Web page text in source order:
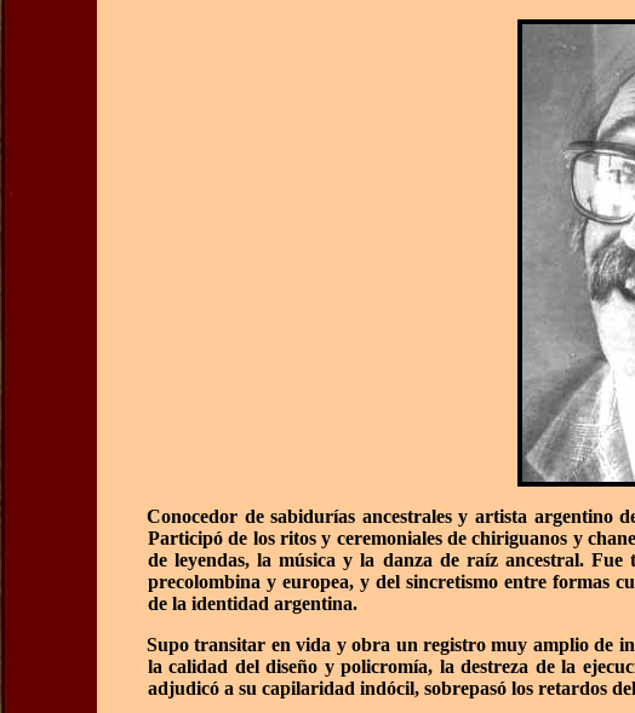
Conocedor de sabidurías ancestrales y artista argentino
Participó de los ritos y ceremoniales de chiriguanos y
de leyendas, la música y la danza de raíz ancestral.
precolombina y europea, y del sincretismo entre formas
de la identidad argentina.
Supo transitar en vida y obra un registro muy amplio de
la calidad del diseño y policromía, la destreza de la
adjudicó a su capilaridad indócil, sobrepasó los retardos